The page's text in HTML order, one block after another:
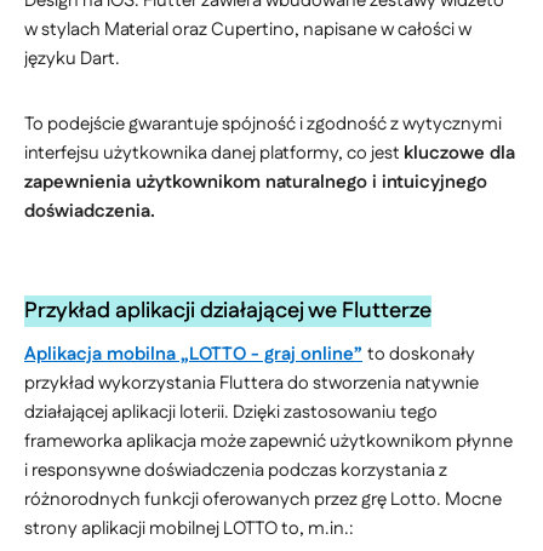
w stylach Material oraz Cupertino, napisane w całości w
języku Dart.
To podejście gwarantuje spójność i zgodność z wytycznymi
interfejsu użytkownika danej platformy, co jest kluczowe dla
zapewnienia użytkownikom naturalnego i intuicyjnego
doświadczenia.
Przykład aplikacji działającej we Flutterze
Aplikacja mobilna „LOTTO - graj online” to doskonały
przykład wykorzystania Fluttera do stworzenia natywnie
działającej aplikacji loterii. Dzięki zastosowaniu tego
frameworka aplikacja może zapewnić użytkownikom płynne
i responsywne doświadczenia podczas korzystania z
różnorodnych funkcji oferowanych przez grę Lotto. Mocne
strony aplikacji mobilnej LOTTO to, m.in.: